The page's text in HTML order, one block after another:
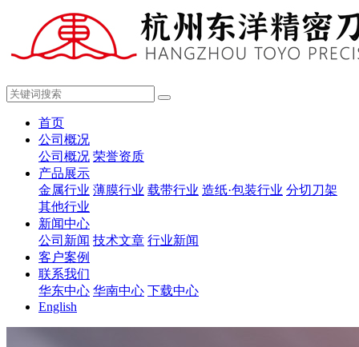
首页
公司概况
公司概况 荣誉资质
产品展示
金属行业 薄膜行业 载带行业 造纸·包装行业 分切刀架
其他行业
新闻中心
公司新闻 技术文章 行业新闻
客户案例
联系我们
华东中心 华南中心 下载中心
English